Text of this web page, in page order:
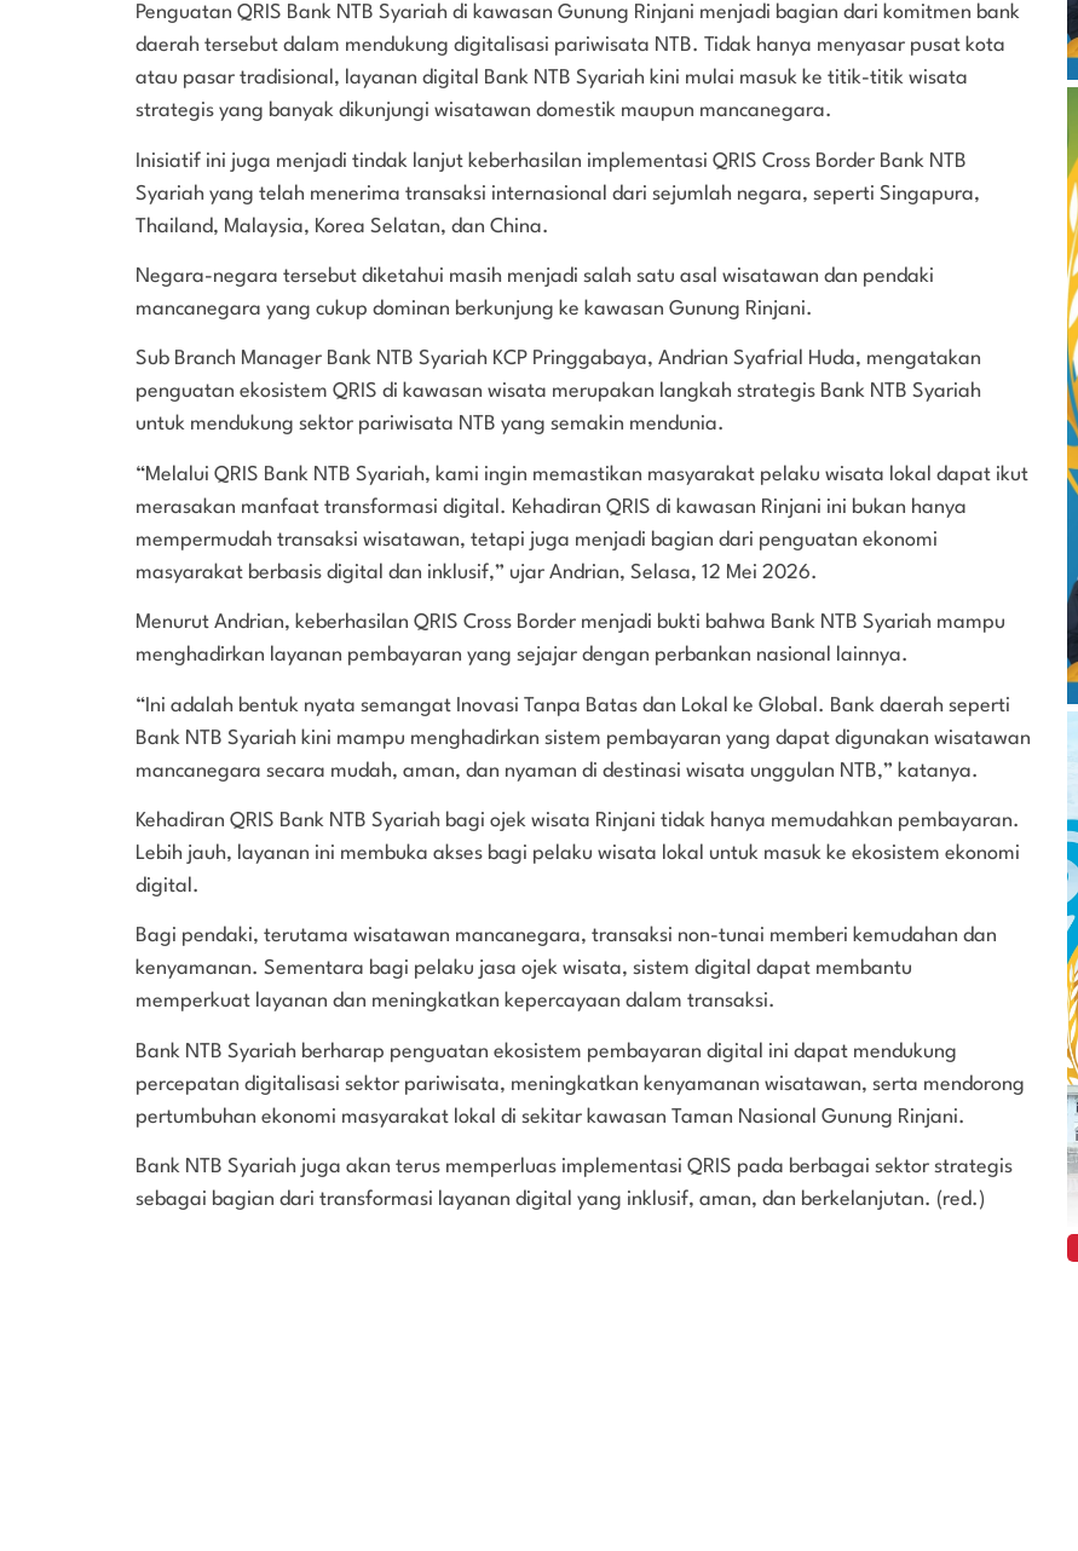
Penguatan QRIS Bank NTB Syariah di kawasan Gunung Rinjani menjadi bagian dari komitmen bank
daerah tersebut dalam mendukung digitalisasi pariwisata NTB. Tidak hanya menyasar pusat kota
atau pasar tradisional, layanan digital Bank NTB Syariah kini mulai masuk ke titik-titik wisata
strategis yang banyak dikunjungi wisatawan domestik maupun mancanegara.
Inisiatif ini juga menjadi tindak lanjut keberhasilan implementasi QRIS Cross Border Bank NTB
Syariah yang telah menerima transaksi internasional dari sejumlah negara, seperti Singapura,
Thailand, Malaysia, Korea Selatan, dan China.
Negara-negara tersebut diketahui masih menjadi salah satu asal wisatawan dan pendaki
mancanegara yang cukup dominan berkunjung ke kawasan Gunung Rinjani.
Sub Branch Manager Bank NTB Syariah KCP Pringgabaya, Andrian Syafrial Huda, mengatakan
penguatan ekosistem QRIS di kawasan wisata merupakan langkah strategis Bank NTB Syariah
untuk mendukung sektor pariwisata NTB yang semakin mendunia.
“Melalui QRIS Bank NTB Syariah, kami ingin memastikan masyarakat pelaku wisata lokal dapat ikut
merasakan manfaat transformasi digital. Kehadiran QRIS di kawasan Rinjani ini bukan hanya
mempermudah transaksi wisatawan, tetapi juga menjadi bagian dari penguatan ekonomi
masyarakat berbasis digital dan inklusif,” ujar Andrian, Selasa, 12 Mei 2026.
Menurut Andrian, keberhasilan QRIS Cross Border menjadi bukti bahwa Bank NTB Syariah mampu
menghadirkan layanan pembayaran yang sejajar dengan perbankan nasional lainnya.
“Ini adalah bentuk nyata semangat Inovasi Tanpa Batas dan Lokal ke Global. Bank daerah seperti
Bank NTB Syariah kini mampu menghadirkan sistem pembayaran yang dapat digunakan wisatawan
mancanegara secara mudah, aman, dan nyaman di destinasi wisata unggulan NTB,” katanya.
Kehadiran QRIS Bank NTB Syariah bagi ojek wisata Rinjani tidak hanya memudahkan pembayaran.
Lebih jauh, layanan ini membuka akses bagi pelaku wisata lokal untuk masuk ke ekosistem ekonomi
digital.
Bagi pendaki, terutama wisatawan mancanegara, transaksi non-tunai memberi kemudahan dan
kenyamanan. Sementara bagi pelaku jasa ojek wisata, sistem digital dapat membantu
memperkuat layanan dan meningkatkan kepercayaan dalam transaksi.
Bank NTB Syariah berharap penguatan ekosistem pembayaran digital ini dapat mendukung
percepatan digitalisasi sektor pariwisata, meningkatkan kenyamanan wisatawan, serta mendorong
pertumbuhan ekonomi masyarakat lokal di sekitar kawasan Taman Nasional Gunung Rinjani.
Bank NTB Syariah juga akan terus memperluas implementasi QRIS pada berbagai sektor strategis
sebagai bagian dari transformasi layanan digital yang inklusif, aman, dan berkelanjutan. (red.)